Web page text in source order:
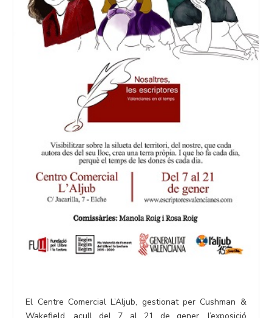
El Centre Comercial L’Aljub, gestionat per Cushman &
Wakefield, acull del 7 al 21 de gener, l’exposició